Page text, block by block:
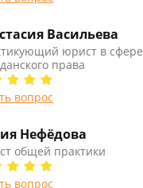
Васильева
юрист в сфере
права
вопрос
Нефёдова
общей практики
вопрос